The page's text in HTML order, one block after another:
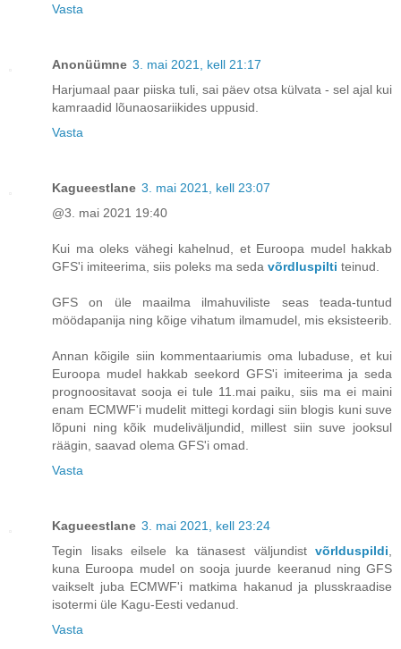
Vasta
Anonüümne 3. mai 2021, kell 21:17
Harjumaal paar piiska tuli, sai päev otsa külvata - sel ajal kui
kamraadid lõunaosariikides uppusid.
Vasta
Kagueestlane 3. mai 2021, kell 23:07
@3. mai 2021 19:40
Kui ma oleks vähegi kahelnud, et Euroopa mudel hakkab
GFS'i imiteerima, siis poleks ma seda võrdluspilti teinud.
GFS on üle maailma ilmahuviliste seas teada-tuntud
möödapanija ning kõige vihatum ilmamudel, mis eksisteerib.
Annan kõigile siin kommentaariumis oma lubaduse, et kui
Euroopa mudel hakkab seekord GFS'i imiteerima ja seda
prognoositavat sooja ei tule 11.mai paiku, siis ma ei maini
enam ECMWF'i mudelit mittegi kordagi siin blogis kuni suve
lõpuni ning kõik mudeliväljundid, millest siin suve jooksul
räägin, saavad olema GFS'i omad.
Vasta
Kagueestlane 3. mai 2021, kell 23:24
Tegin lisaks eilsele ka tänasest väljundist võrlduspildi
kuna Euroopa mudel on sooja juurde keeranud ning GFS
vaikselt juba ECMWF'i matkima hakanud ja plusskraadise
isotermi üle Kagu-Eesti vedanud.
Vasta